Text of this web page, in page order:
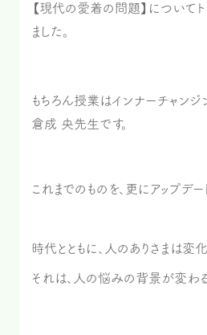
【現代の愛着の問題】について
ました。
もちろん授業はインナーチャン
倉成 央先生です。
これまでのものを、更にアップデ
時代とともに、人のありさまは変化
それは、人の悩みの背景が変わる